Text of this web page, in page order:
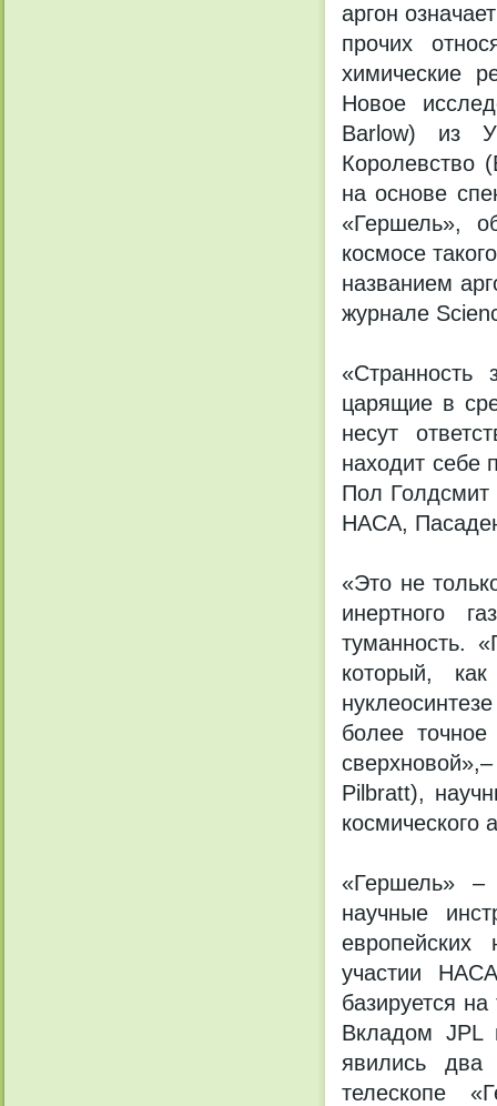
аргон
прочих
химические
Новое
Barlow) из
Королевство
на основе
«Гершель»,
космосе
названием
журнале
царящие в
несут
находит себе
Пол Голдсмит
НАСА,
«Это не
инертного
туманность.
который,
более точное
Pilbratt),
космического
«Гершель» –
научные
европейских
участии
базируется
Вкладом JPL
явились два
телескопе